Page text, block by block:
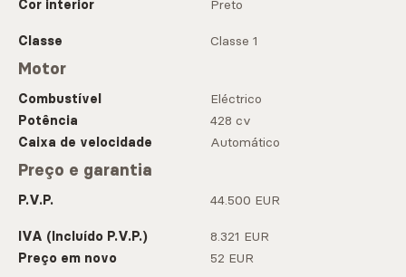
Cor interior Preto
Classe Classe 1
Motor
Combustível
Eléctrico
Potência
428 cv
Caixa de velocidade
Automático
Preço e garantia
P.V.P. 44.500 EUR
IVA (Incluído P.V.P.)
8.321 EUR
Preço em novo
52 EUR